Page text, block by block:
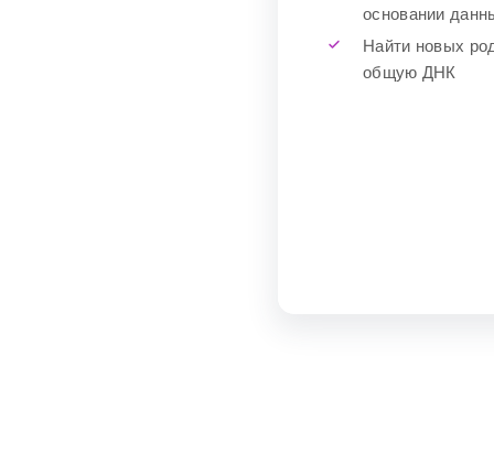
основании
Найти новых
общую ДНК